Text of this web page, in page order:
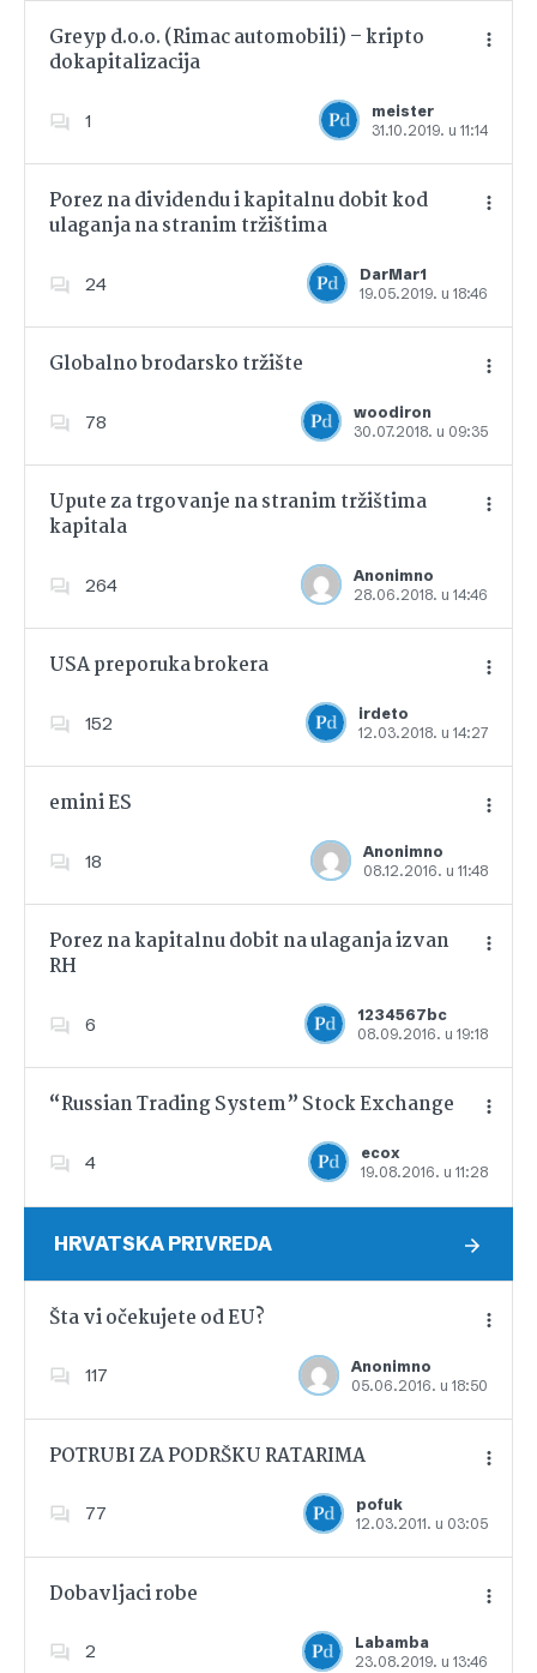
Greyp d.o.o. (Rimac automobili) – kripto
dokapitalizacija
1
meister
31.10.2019. u 11:14
Dodajte u favorite
Porez na dividendu i kapitalnu dobit kod
ulaganja na stranim tržištima
24
DarMar1
19.05.2019. u 18:46
Dodajte u favorite
Globalno brodarsko tržište
78
woodiron
30.07.2018. u 09:35
Dodajte u favorite
Upute za trgovanje na stranim tržištima
kapitala
264
Anonimno
28.06.2018. u 14:46
Dodajte u favorite
USA preporuka brokera
152
irdeto
12.03.2018. u 14:27
Dodajte u favorite
emini ES
18
Anonimno
08.12.2016. u 11:48
Dodajte u favorite
Porez na kapitalnu dobit na ulaganja izvan
RH
6
1234567bc
08.09.2016. u 19:18
Dodajte u favorite
“Russian Trading System” Stock Exchange
4
ecox
19.08.2016. u 11:28
Dodajte u favorite
HRVATSKA PRIVREDA
Šta vi očekujete od EU?
117
Anonimno
05.06.2016. u 18:50
Dodajte u favorite
POTRUBI ZA PODRŠKU RATARIMA
77
pofuk
12.03.2011. u 03:05
Dodajte u favorite
Dobavljaci robe
2
Labamba
23.08.2019. u 13:46
Dodajte u favorite